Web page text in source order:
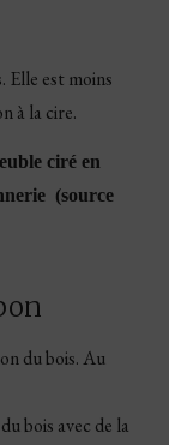
Elle est moins
à la cire.
ciré en
(source
du bois. Au
bois avec de la